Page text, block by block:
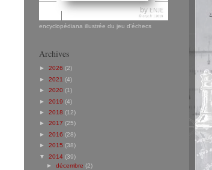
encyclopédiana illustrée du jeu d'échecs
Archives
► 2026 (2)
► 2021 (4)
► 2020 (1)
► 2019 (4)
► 2018 (12)
► 2017 (25)
► 2016 (28)
► 2015 (38)
▼ 2014 (39)
► décembre (2)